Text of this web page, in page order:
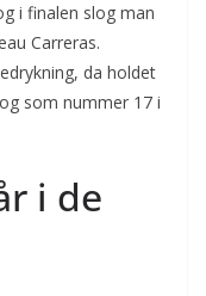
i finalen slog man
Carreras.
da holdet
og som nummer 17 i
i de